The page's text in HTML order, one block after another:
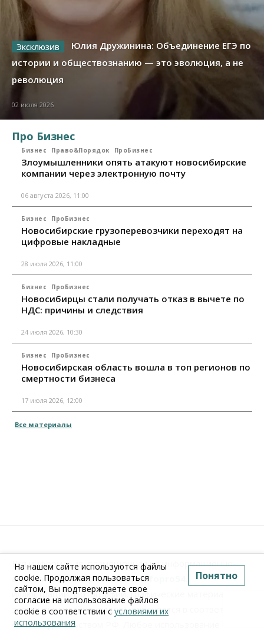
Юлия Дружинина: Объединение ЕГЭ по
истории и обществознанию — это эволюция, а не
революция
02 июля 2026
Про Бизнес
Бизнес Право&Порядок ПроБизнес
Злоумышленники опять атакуют новосибирские
компании через электронную почту
06 августа 2026, 11:00
Бизнес ПроБизнес
Новосибирские грузоперевозчики переходят на
цифровые накладные
28 июля 2026, 11:00
Бизнес ПроБизнес
Новосибирцы стали получать отказ в вычете по
НДС: причины и следствия
24 июля 2026, 10:30
Бизнес ПроБизнес
Новосибирская область вошла в топ регионов по
смертности бизнеса
17 июля 2026, 12:00
Все материалы
Вся информация, размещенная на информационно-
аналитическом порталеwww.Infopro54.ru(тексты,
иллюстрации, фотографии, графические материалы,
элементы дизайна, видео), охраняется в соответствии
с законодательством РФ. Любое использование
На нашем сайте используются файлы
cookie. Продолжая пользоваться
сайтом, Вы подтверждаете свое
согласие на использование файлов
cookie в соответствии с условиями их
использования
Понятно